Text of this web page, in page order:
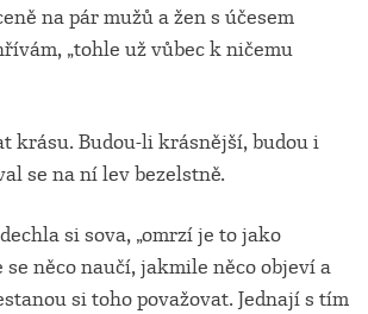
na pár mužů a žen s účesem
„tohle už vůbec k ničemu
krásu. Budou-li krásnější, budou i
se na ní lev bezelstně.
si sova, „omrzí je to jako
se něco naučí, jakmile něco objeví a
si toho považovat. Jednají s tím